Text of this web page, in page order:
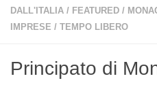
DALL'ITALIA / FEATURED /
IMPRESE / TEMPO LIBERO
Principato di